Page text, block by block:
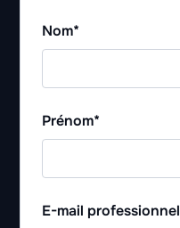
Nom*
Prénom*
E-mail professionnel